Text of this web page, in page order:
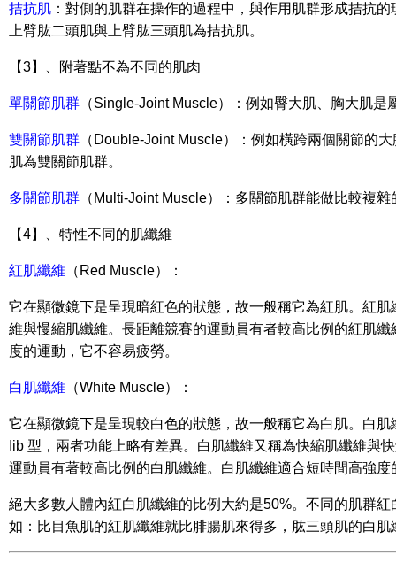
拮抗肌 ：對側的肌群在操作的過程中，與作用肌群形成拮抗
上臂肱二頭肌與上臂肱三頭肌為拮抗肌。
【3】、附著點不為不同的肌肉
單關節肌群 （Single-Joint Muscle）：例如臀大肌、胸大肌是
雙關節肌群 （Double-Joint Muscle）：例如橫跨兩個關節的
肌為雙關節肌群。
多關節肌群 （Multi-Joint Muscle）：多關節肌群能做比較複
【4】、特性不同的肌纖維
紅肌纖維 （Red Muscle）：
它在顯微鏡下是呈現暗紅色的狀態，故一般稱它為紅肌。紅
維與慢縮肌纖維。長距離競賽的運動員有者較高比例的紅肌
度的運動，它不容易疲勞。
白肌纖維 （White Muscle）：
它在顯微鏡下是呈現較白色的狀態，故一般稱它為白肌。白
Iib 型，兩者功能上略有差異。白肌纖維又稱為快縮肌纖維與
運動員有著較高比例的白肌纖維。白肌纖維適合短時間高強
絕大多數人體內紅白肌纖維的比例大約是50%。不同的肌群
如：比目魚肌的紅肌纖維就比腓腸肌來得多，肱三頭肌的白